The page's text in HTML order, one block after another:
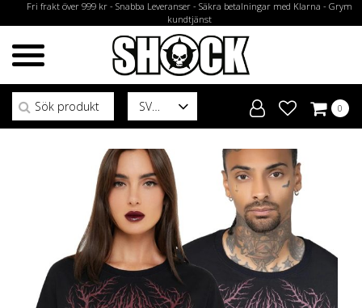
Fri frakt över 999 kr - Snabba Leveranser - Säkra betalningar med Klarna - Grym
kundtjänst
SV
Sök efter:
0